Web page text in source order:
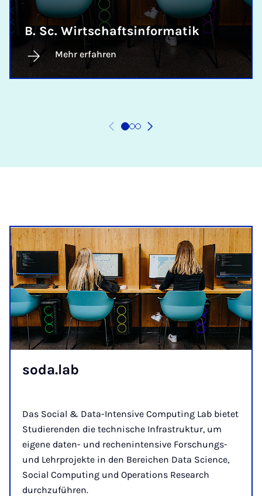
B. Sc. Wirtschaftsinformatik
Mehr erfahren
so­da.lab
Das Social & Data-Intensive Computing Lab bietet
Studierenden die technische Infrastruktur, um
eigene daten- und rechenintensive Forschungs-
und Lehrprojekte in den Bereichen Data Science,
Social Computing und Operations Research
durchzuführen.